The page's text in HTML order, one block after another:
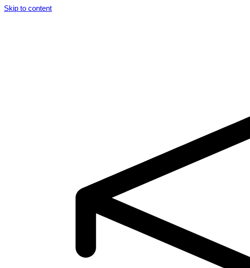
Skip to content